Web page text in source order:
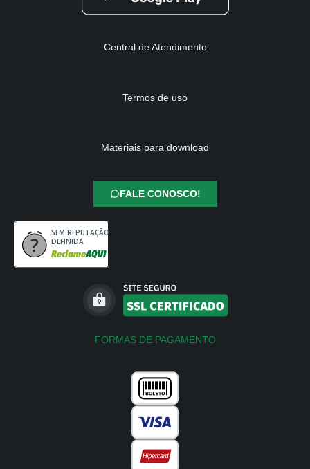
Central de Atendimento
Termos de uso
Materiais para download
FALE CONOSCO!
SEM REPUTAÇÃO
DEFINIDA
FORMAS DE PAGAMENTO